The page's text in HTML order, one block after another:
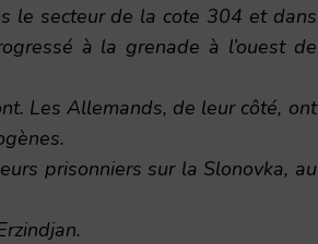
le secteur de la cote 304 et dans
à la grenade à l’ouest de
Les Allemands, de leur côté, ont
prisonniers sur la Slonovka, au